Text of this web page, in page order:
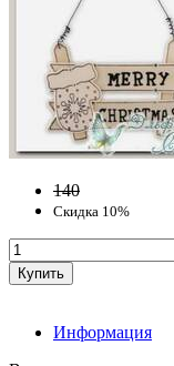
140
Скидка 10%
Информация